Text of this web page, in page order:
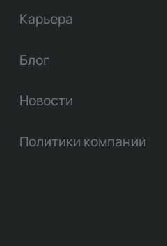
Карьера
Блог
Новости
Политики компании